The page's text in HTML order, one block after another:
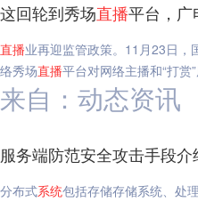
这回轮到秀场直播平台，广
直播业再迎监管政策。11月23日，
络秀场直播平台对网络主播和“打赏
来自：动态资讯
服务端防范安全攻击手段
分布式系统包括存储存储系统、处